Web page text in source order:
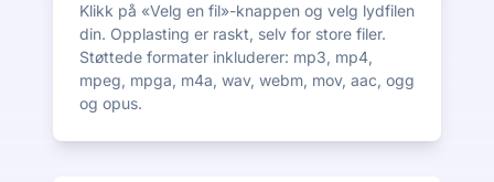
Klikk på «Velg en fil»-knappen og velg lydfilen
din. Opplasting er raskt, selv for store filer.
Støttede formater inkluderer: mp3, mp4,
mpeg, mpga, m4a, wav, webm, mov, aac, ogg
og opus.